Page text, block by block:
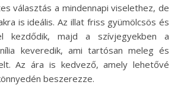
választás a mindennapi viselethez, de
is ideális. Az illat friss gyümölcsös és
kezdődik, majd a szívjegyekben a
keveredik, ami tartósan meleg és
Az ára is kedvező, amely lehetővé
beszerezze.